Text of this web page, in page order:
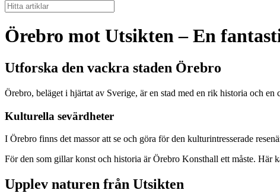
Örebro mot Utsikten – En
Utforska den vackra staden Örebro
Örebro, beläget i hjärtat av Sverige, är en stad med en rik historia och
Kulturella sevärdheter
I Örebro finns det massor att se och göra för den kulturintresserade
För den som gillar konst och historia är Örebro Konsthall ett måste. Här
Upplev naturen från Utsikten